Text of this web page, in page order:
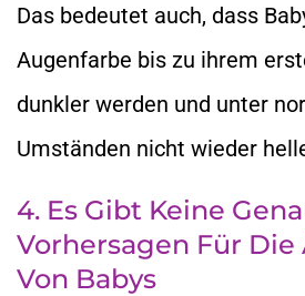
Das bedeutet auch, dass
Augenfarbe bis zu ihrem
dunkler werden und unter
Umständen nicht wieder
4. Es Gibt Keine
Vorhersagen Für
Von Babys